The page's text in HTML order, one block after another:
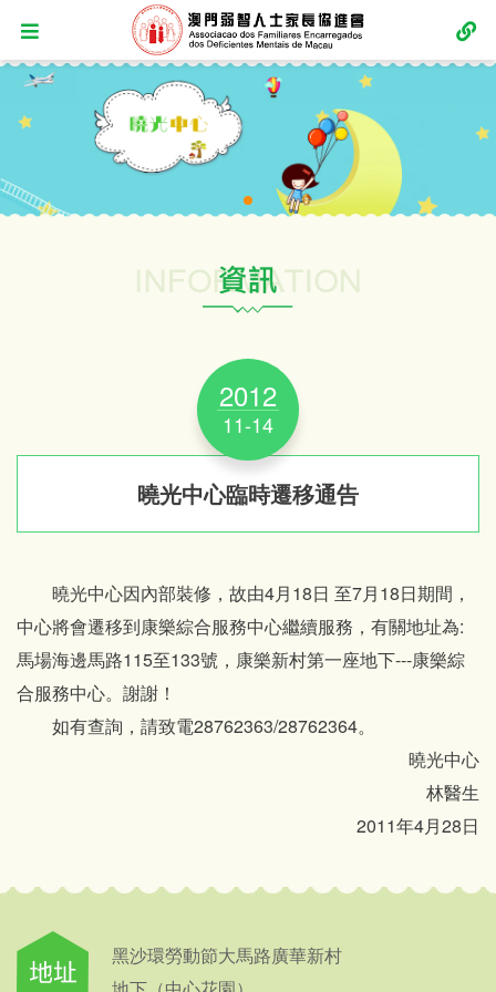
2012
11-14
曉光中心臨時遷移通告
曉光中心因內部裝修，故由4月18日 至7月18日期間，
中心將會遷移到康樂綜合服務中心繼續服務，有關地址為:
馬場海邊馬路115至133號，康樂新村第一座地下---康樂綜
合服務中心。謝謝！
如有查詢，請致電28762363/28762364。
曉光中心
林醫生
2011年4月28日
黑沙環勞動節大馬路廣華新村